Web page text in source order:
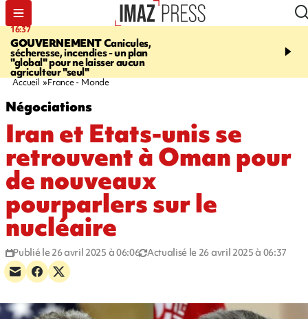
16:37
GOUVERNEMENTCanicules,
sécheresse, incendies - un plan
"global" pour ne laisser aucun
agriculteur "seul"
20:23
interpellé, coprs
Accueil France - Monde
Négociations
Iran et Etats-unis se
retrouvent à Oman pour
de nouveaux
pourparlers sur le
nucléaire
Publié le 26 avril 2025 à 06:06 Actualisé le 26 avril 2025 à 06:37